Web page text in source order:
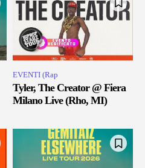
EVENTI (Rap
Tyler, The Creator @ Fiera
Milano Live (Rho, MI)